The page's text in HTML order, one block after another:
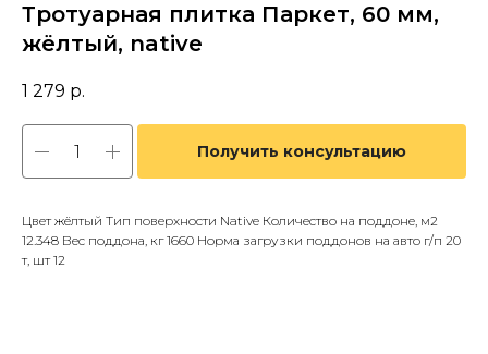
Тротуарная плитка Паркет, 60 мм,
жёлтый, native
1 279 р.
Получить консультацию
Цвет жёлтый Тип поверхности Native Количество на поддоне, м2
12.348 Вес поддона, кг 1660 Норма загрузки поддонов на авто г/п 20
т, шт 12